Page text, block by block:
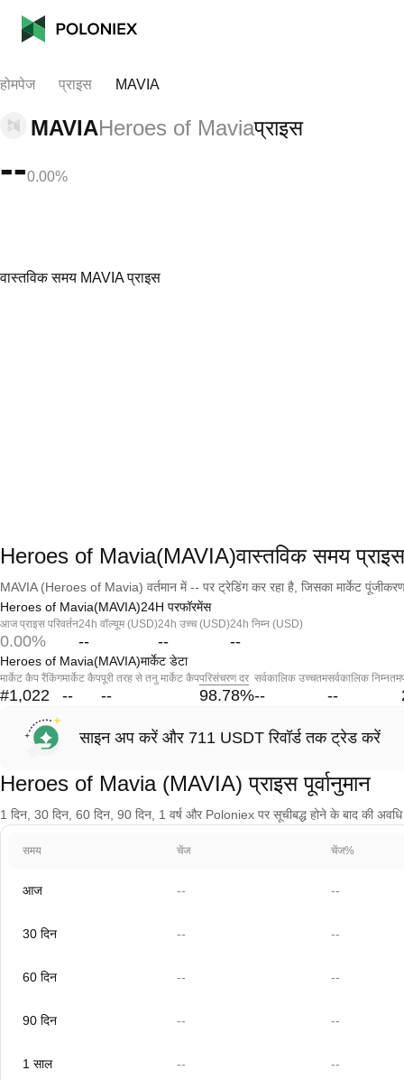
होमपेज प्राइस MAVIA
MAVIAHeroes of Maviaप्राइस
--0.00%
वास्तविक समय MAVIA प्राइस
Heroes of Mavia(MAVIA)वास्तविक समय प्राइस
MAVIA (Heroes of Mavia) वर्तमान में -- पर ट्रेडिंग कर रहा है, जिसका मार्केट
Heroes of Mavia(MAVIA)24H परफॉरमेंस
आज प्राइस परिवर्तन
0.00%
24h वॉल्यूम (USD)
--
24h उच्च (USD)
--
24h निम्न (USD)
--
Heroes of Mavia(MAVIA)मार्केट डेटा
मार्केट कैप रैंकिंग
#1,022
मार्केट कैप
--
पूरी तरह से तनु मार्केट कैप
--
परिसंचरण दर
98.78%
सर्वकालिक उच्चतम
--
सर्वकालिक निम्नतम
--
साइन अप करें और 711 USDT रिवॉर्ड तक ट्रेड करें
Heroes of Mavia (MAVIA) प्राइस पूर्वानुमान
1 दिन, 30 दिन, 60 दिन, 90 दिन, 1 वर्ष और Poloniex पर सूचीबद्ध होने के बाद की
समय चेंज चेंज%
आज -- --
30 दिन -- --
60 दिन -- --
90 दिन -- --
1 साल -- --